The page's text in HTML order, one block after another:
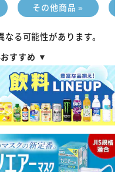
その他商品 »
る可能性があります。
すすめ ▼